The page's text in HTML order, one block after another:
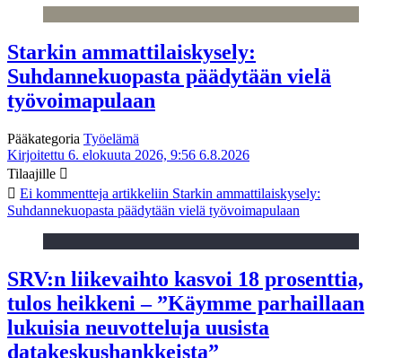
Starkin ammattilaiskysely:
Suhdannekuopasta päädytään vielä
työvoimapulaan
Pääkategoria Työelämä
Kirjoitettu 6. elokuuta 2026, 9:56 6.8.2026
Tilaajille
Ei kommentteja artikkeliin Starkin ammattilaiskysely:
Suhdannekuopasta päädytään vielä työvoimapulaan
SRV:n liikevaihto kasvoi 18 prosenttia,
tulos heikkeni – ”Käymme parhaillaan
lukuisia neuvotteluja uusista
datakeskushankkeista”